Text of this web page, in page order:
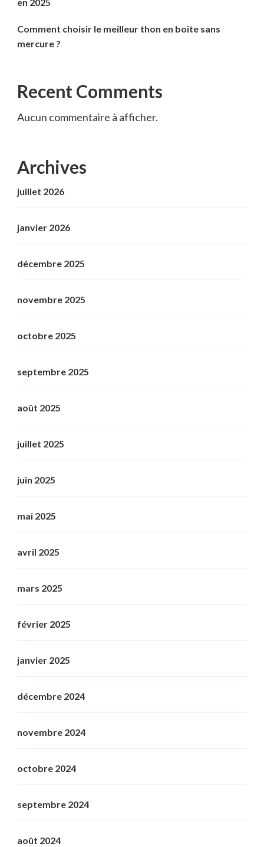
Comment choisir le meilleur thon en boîte sans
mercure ?
Recent Comments
Aucun commentaire à afficher.
Archives
juillet 2026
janvier 2026
décembre 2025
novembre 2025
octobre 2025
septembre 2025
août 2025
juillet 2025
juin 2025
mai 2025
avril 2025
mars 2025
février 2025
janvier 2025
décembre 2024
novembre 2024
octobre 2024
septembre 2024
août 2024